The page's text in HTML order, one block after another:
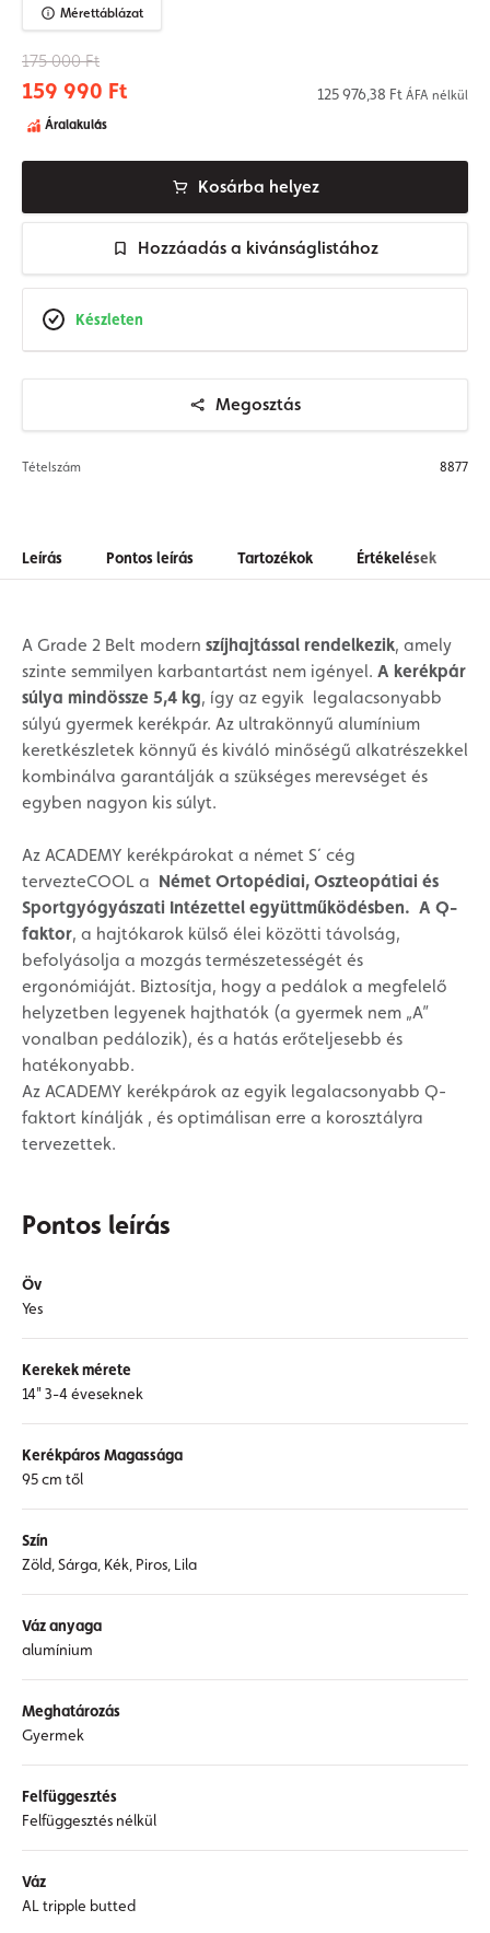
Mérettáblázat
175 000 Ft
159 990 Ft 125 976,38 Ft ÁFA nélkül
Áralakulás
Kosárba helyez
Hozzáadás a kivánságlistához
Készleten
Megosztás
Tételszám 8877
Leírás Pontos leírás Tartozékok Értékelések
A Grade 2 Belt modern szíjhajtással rendelkezik, amely
szinte semmilyen karbantartást nem igényel. A kerékpár
súlya mindössze 5,4 kg, így az egyik legalacsonyabb
súlyú gyermek kerékpár. Az ultrakönnyű alumínium
keretkészletek könnyű és kiváló minőségű alkatrészekkel
kombinálva garantálják a szükséges merevséget és
egyben nagyon kis súlyt.
Az ACADEMY kerékpárokat a német S´ cég
tervezteCOOL a Német Ortopédiai, Oszteopátiai és
Sportgyógyászati Intézettel együttműködésben. A Q-
faktor, a hajtókarok külső élei közötti távolság,
befolyásolja a mozgás természetességét és
ergonómiáját. Biztosítja, hogy a pedálok a megfelelő
helyzetben legyenek hajthatók (a gyermek nem „A”
vonalban pedálozik), és a hatás erőteljesebb és
hatékonyabb.
Az ACADEMY kerékpárok az egyik legalacsonyabb Q-
faktort kínálják , és optimálisan erre a korosztályra
tervezettek.
Pontos leírás
Öv
Yes
Kerekek mérete
14" 3-4 éveseknek
Kerékpáros Magassága
95 cm től
Szín
Zöld, Sárga, Kék, Piros, Lila
Váz anyaga
alumínium
Meghatározás
Gyermek
Felfüggesztés
Felfüggesztés nélkül
Váz
AL tripple butted